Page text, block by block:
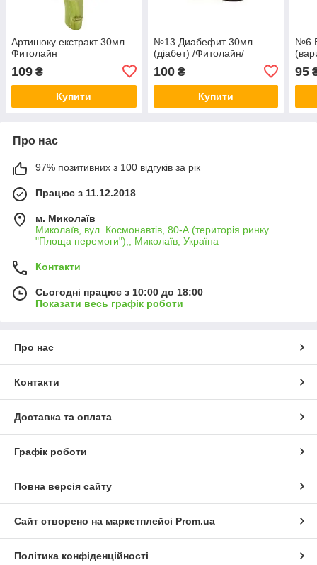
Артишоку екстракт 30мл
Фитолайн
109 ₴
Купити
№13 Диабефит 30мл
(діабет) /Фитолайн/
100₴
Купити
№6
95
Про нас
97% позитивних з 100 відгуків за рік
Працює з 11.12.2018
м. Миколаїв
Миколаїв, вул. Космонавтів, 80-А (територія ринку
"Площа перемоги"),, Миколаїв, Україна
Контакти
Сьогодні працює з 10:00 до 18:00
Показати весь графік роботи
Про нас
Контакти
Доставка та оплата
Графік роботи
Повна версія сайту
Сайт створено на маркетплейсі Prom.ua
Політика конфіденційності